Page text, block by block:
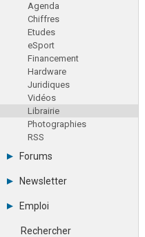
Distributeurs (16)
Hard. / Accessoires (10)
Middlewares (15)
Prestataires (99)
Assoc. / Syndicats (21)
Formations / Ecoles (46)
Presse spécialisée (17)
Agenda
Chiffres
Etudes
eSport
Financement
Hardware
Juridiques
Vidéos
Librairie
Photographies
RSS
Forums
Tous les forums
Se connecter
Messages privés
Contacter un modérateur
Newsletter
Archives
Abonnement
Emploi
Consulter les annonces
Rechercher